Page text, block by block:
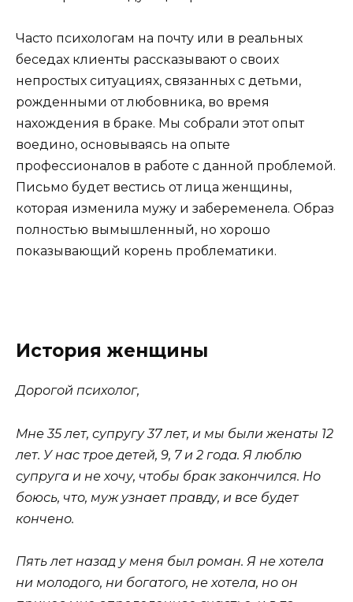
Часто психологам на почту или в реальных
беседах клиенты рассказывают о своих
непростых ситуациях, связанных с детьми,
рожденными от любовника, во время
нахождения в браке. Мы собрали этот опыт
воедино, основываясь на опыте
профессионалов в работе с данной проблемой.
Письмо будет вестись от лица женщины,
которая изменила мужу и забеременела. Образ
полностью вымышленный, но хорошо
показывающий корень проблематики.
История женщины
Дорогой психолог,
Мне 35 лет, супругу 37 лет, и мы были женаты 12
лет. У нас трое детей, 9, 7 и 2 года. Я люблю
супруга и не хочу, чтобы брак закончился. Но
боюсь, что, муж узнает правду, и все будет
кончено.
Пять лет назад у меня был роман. Я не хотела
ни молодого, ни богатого, не хотела, но он